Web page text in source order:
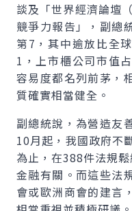
談及「世界經濟論壇（
競爭力報告」，副總
第7，其中逾放比全
1，上市櫃公司市值
容易度都名列前茅，
質確實相當健全。
副總統說，為營造友
10月起，我國政府不
為止，在388件法規
金融有關。而這些法
會或歐洲商會的建言